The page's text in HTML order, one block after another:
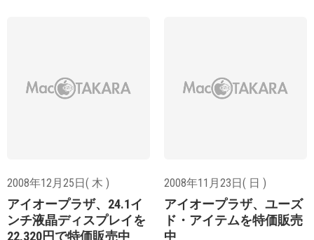
2008年12月25日( 木 )
アイオープラザ、24.1イ
ンチ液晶ディスプレイを
22,320円で特価販売中
2008年11月23日( 日 )
アイオープラザ、ユーズ
ド・アイテムを特価販売
中